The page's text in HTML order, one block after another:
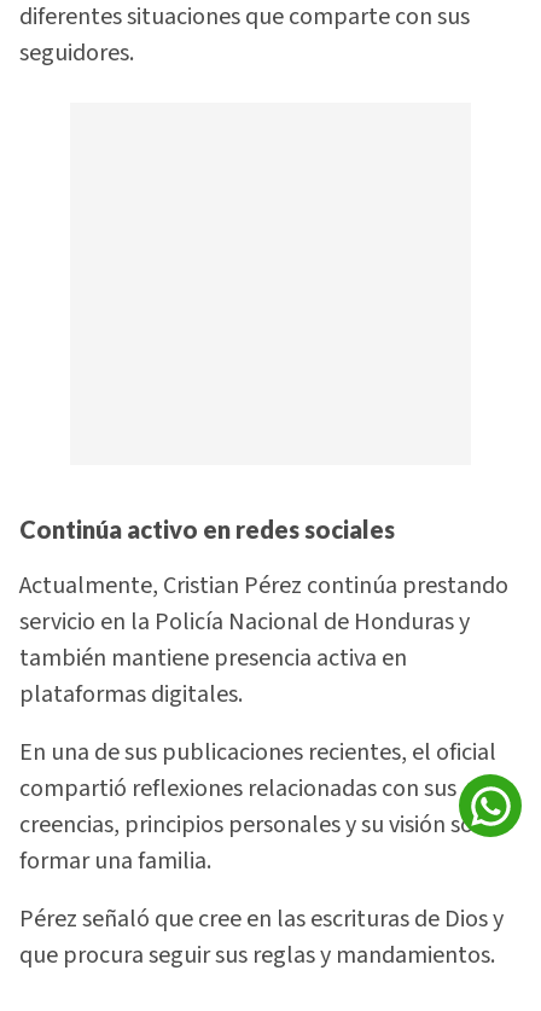
diferentes situaciones que comparte con sus
seguidores.
Continúa activo en redes sociales
Actualmente, Cristian Pérez continúa prestando
servicio en la Policía Nacional de Honduras y
también mantiene presencia activa en
plataformas digitales.
En una de sus publicaciones recientes, el oficial
compartió reflexiones relacionadas con sus
creencias, principios personales y su visión sobre
formar una familia.
Pérez señaló que cree en las escrituras de Dios y
que procura seguir sus reglas y mandamientos.